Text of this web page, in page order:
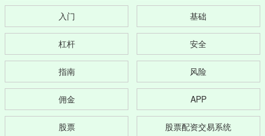
入门 基础
杠杆 安全
指南 风险
佣金 APP
股票 股票配资交易系统